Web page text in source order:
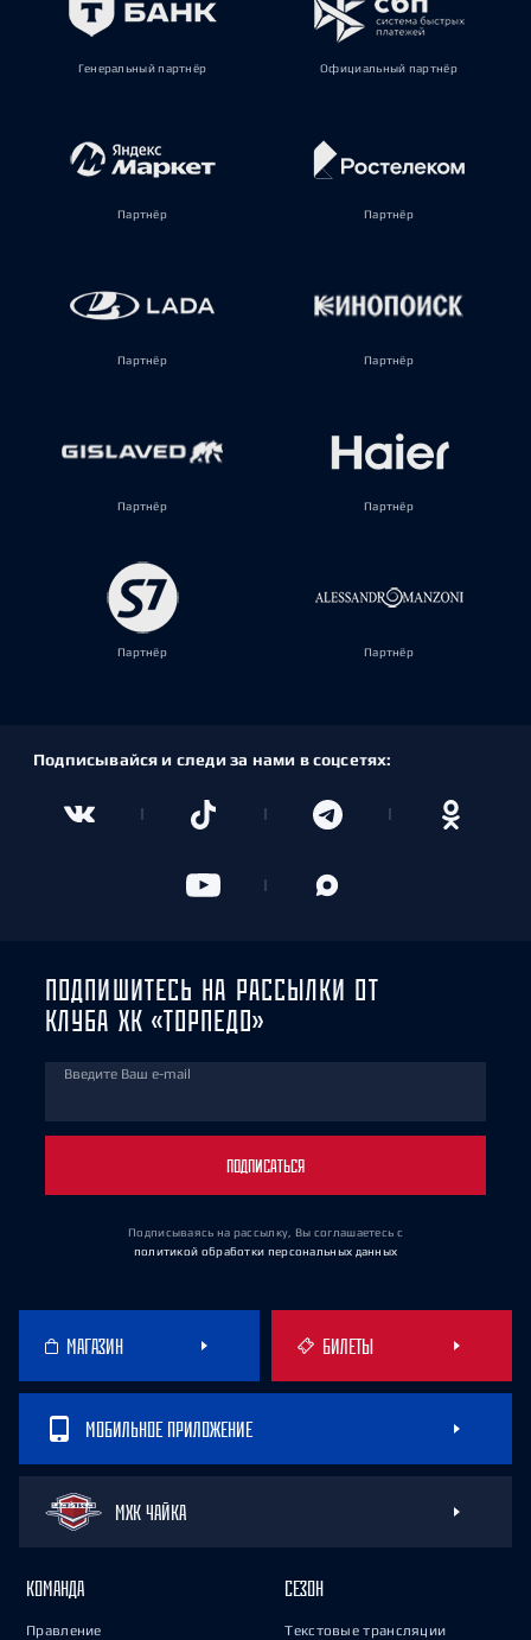
Генеральный партнёр Официальный партнёр
Партнёр Партнёр
Партнёр Партнёр
Партнёр Партнёр
Партнёр Партнёр
Подписывайся и следи за нами в соцсетях:
ПОДПИШИТЕСЬ НА РАССЫЛКИ ОТ
КЛУБА ХК «ТОРПЕДО»
Введите Ваш e-mail
ПОДПИСАТЬСЯ
Подписываясь на рассылку, Вы соглашаетесь с
политикой обработки персональных данных
МАГАЗИН БИЛЕТЫ
МОБИЛЬНОЕ ПРИЛОЖЕНИЕ
МХК ЧАЙКА
КОМАНДА
Правление
СЕЗОН
Текстовые трансляции